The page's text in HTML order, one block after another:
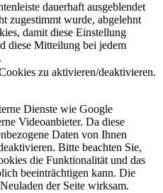
dauerhaft ausgeblendet
zugestimmt wurde, abgelehnt
damit diese Einstellung
diese Mitteilung bei jedem
zu aktivieren/deaktivieren.
Dienste wie Google
Videoanbieter. Da diese
Daten von Ihnen
Bitte beachten Sie,
die Funktionalität und das
beeinträchtigen kann. Die
der Seite wirksam.